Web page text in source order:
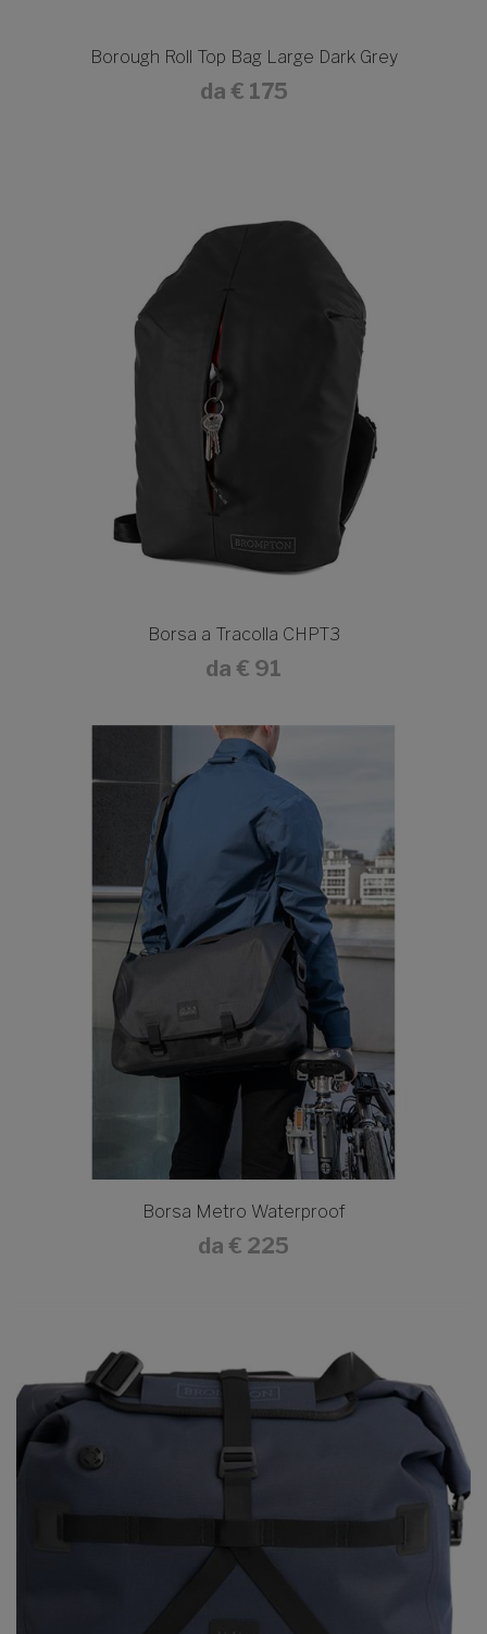
Borough Roll Top Bag Large Dark Grey
da € 175
Borsa a Tracolla CHPT3
da € 91
Borsa Metro Waterproof
da € 225